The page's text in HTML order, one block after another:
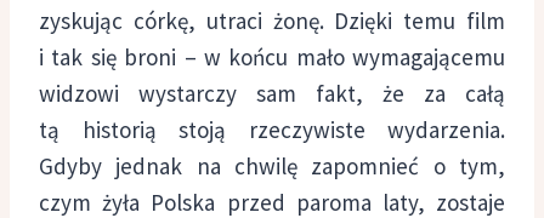
zyskując córkę, utraci żonę. Dzięki temu film
i tak się broni – w końcu mało wymagającemu
widzowi wystarczy sam fakt, że za całą
tą historią stoją rzeczywiste wydarzenia.
Gdyby jednak na chwilę zapomnieć o tym,
czym żyła Polska przed paroma laty, zostaje